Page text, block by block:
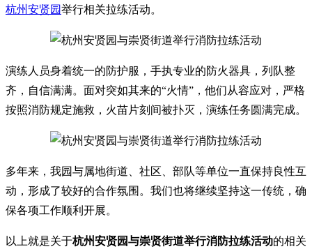
杭州安贤园举行相关拉练活动。
演练人员身着统一的防护服，手执专业的防火器具，列队整
齐，自信满满。面对突如其来的“火情”，他们从容应对，严格
按照消防规定施救，火苗片刻间被扑灭，演练任务圆满完成。
多年来，我园与属地街道、社区、部队等单位一直保持良性互
动，形成了较好的合作氛围。我们也将继续坚持这一传统，确
保各项工作顺利开展。
以上就是关于杭州安贤园与崇贤街道举行消防拉练活动的相关